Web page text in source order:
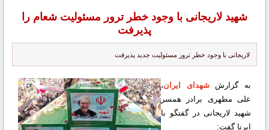
شهید لاریجانی با وجود خطر ترور مسئولیت شعام را
پذیرفت
لاریجانی با وجود خطر ترور مسئولیت جدید پذیرفت
به گزارششهدای ایران،
علی مطهری برادر همسر
شهید لاریجانی در گفتگو با
ایرنا گفت: